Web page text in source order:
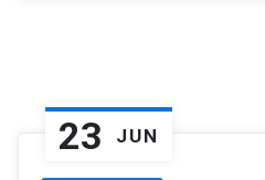
23 JUN